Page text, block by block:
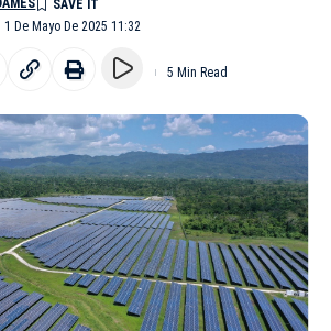
De Mayo De 2025 11:32
5 Min Read